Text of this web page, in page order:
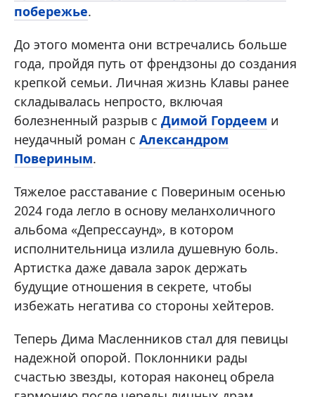
побережье.
До этого момента они встречались больше
года, пройдя путь от френдзоны до создания
крепкой семьи. Личная жизнь Клавы ранее
складывалась непросто, включая
болезненный разрыв с Димой Гордеем и
неудачный роман с Александром
Повериным.
Тяжелое расставание с Повериным осенью
2024 года легло в основу меланхоличного
альбома «Депрессаунд», в котором
исполнительница излила душевную боль.
Артистка даже давала зарок держать
будущие отношения в секрете, чтобы
избежать негатива со стороны хейтеров.
Теперь Дима Масленников стал для певицы
надежной опорой. Поклонники рады
счастью звезды, которая наконец обрела